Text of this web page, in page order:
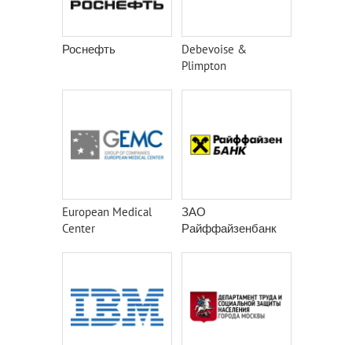
Роснефть
Debevoise &
Plimpton
European Medical
Center
ЗАО
Райффайзенбанк